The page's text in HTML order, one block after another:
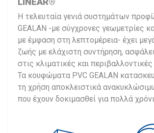
Η τελευταία γενιά συστημάτων
GEALAN -με σύγχρονες γεωμετρίες
με έμφαση στη λεπτομέρεια- έχει
ζωής με ελάχιστη συντήρηση,
στις κλιματικές και
Τα κουφώματα PVC GEALAN
τη χρήση αποκλειστικά
που έχουν δοκιμασθεί για πολλά